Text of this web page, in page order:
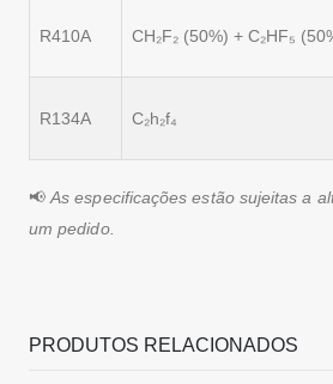
R410A CH₂F₂ (50%) + C₂HF₅
R134A C₂h₂f₄
📢As especificações estão sujeitas a
um pedido.
PRODUTOS RELACIONADOS